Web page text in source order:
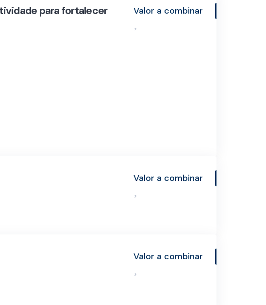
para fortalecer
Valor a combinar
Valor a combinar
Valor a combinar